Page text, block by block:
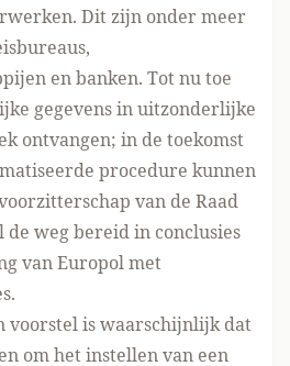
Dit zijn onder meer
en banken. Tot nu toe
gegevens in uitzonderlijke
ontvangen; in de toekomst
procedure kunnen
van de Raad
de weg bereidin conclusies
van Europol met
.
voorstel is waarschijnlijk dat
om het instellen van een